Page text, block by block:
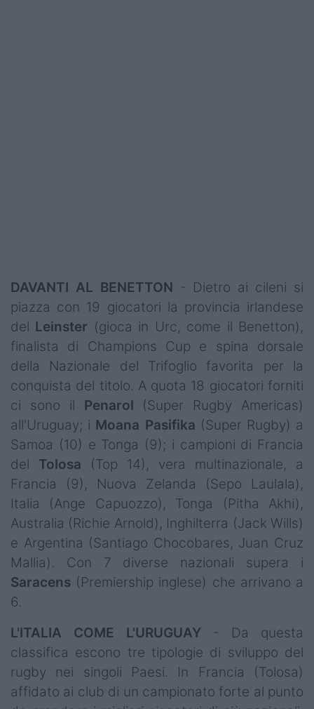
DAVANTI AL BENETTON - Dietro ai cileni si
piazza con 19 giocatori la provincia irlandese
del Leinster (gioca in Urc, come il Benetton),
finalista di Champions Cup e spina dorsale
della Nazionale del Trifoglio favorita per la
conquista del titolo. A quota 18 giocatori forniti
ci sono il Penarol (Super Rugby Americas)
all'Uruguay; i Moana Pasifika (Super Rugby) a
Samoa (10) e Tonga (9); i campioni di Francia
del Tolosa (Top 14), vera multinazionale, a
Francia (9), Nuova Zelanda (Sepo Laulala),
Italia (Ange Capuozzo), Tonga (Pitha Akhi),
Australia (Richie Arnold), Inghilterra (Jack Wills)
e Argentina (Santiago Chocobares, Juan Cruz
Mallia). Con 7 diverse nazionali supera i
Saracens (Premiership inglese) che arrivano a
6.
L'ITALIA COME L'URUGUAY - Da questa
classifica escono tre tipologie di sviluppo del
rugby nei singoli Paesi. In Francia (Tolosa)
affidato ai club di un campionato forte al punto